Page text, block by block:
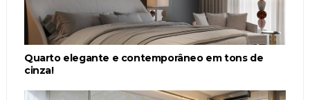
Quarto elegante e contemporâneo em tons de
cinza!